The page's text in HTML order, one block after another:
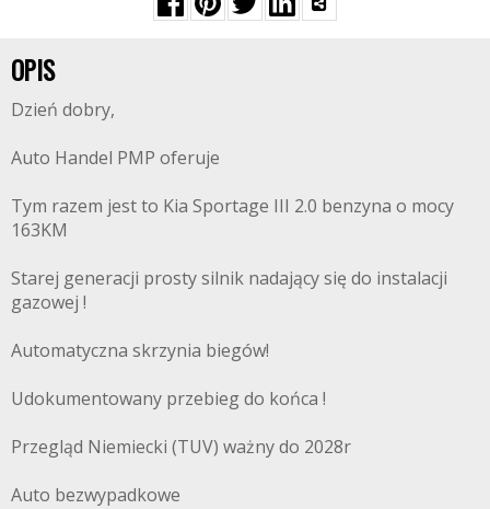
OPIS
Dzień dobry,
Auto Handel PMP oferuje
Tym razem jest to Kia Sportage III 2.0 benzyna o mocy
163KM
Starej generacji prosty silnik nadający się do instalacji
gazowej !
Automatyczna skrzynia biegów!
Udokumentowany przebieg do końca !
Przegląd Niemiecki (TUV) ważny do 2028r
Auto bezwypadkowe